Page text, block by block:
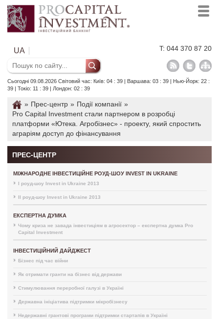
UA T: 044 370 87 20
Сьогодні 09.08.2026 Світовий час: Київ: 04 : 39 | Варшава: 03 : 39 | Нью-Йорк: 22 :
39 | Токіо: 11 : 39 | Лондон: 02 : 39
» Прес-центр » Події компанії »
Pro Capital Investment стали партнером в розробці
платформи «Ютека. Агробізнес» - проекту, який спростить
аграріям доступ до фінансування
ПРЕС-ЦЕНТР
МІЖНАРОДНЕ ІНВЕСТИЦІЙНЕ РОУД-ШОУ INVEST IN UKRAINE
I роуд-шоу Invest in Ukraine 2013
II роуд-шоу Invest in Ukraine 2013
ЕКСПЕРТНА ДУМКА
Чому криза не завада інвестиціям в агросектор – експертна думка Pro
Capital Investment
ІНВЕСТИЦІЙНИЙ ДАЙДЖЕСТ
Бізнес під час війни
Як отримати гранти на бізнес від держави
Стимулювання переробної галузі в Україні
Державна ініціатива підтримки мікробізнесу
Недержавні грантові програми підтримки стартапів в Україні